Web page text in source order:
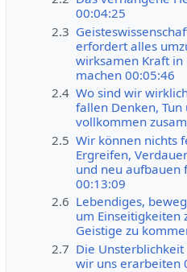
00:04:25
2.3
erfordert alles
wirksamen Kraft in
machen 00:05:46
2.4 Wo sind wir
fallen Denken,
vollkommen
2.5 Wir können nichts
Ergreifen,
und neu aufbauen
00:13:09
2.6 Lebendiges,
um Einseitigkeiten
Geistige zu
2.7 Die
wir uns erarbeiten